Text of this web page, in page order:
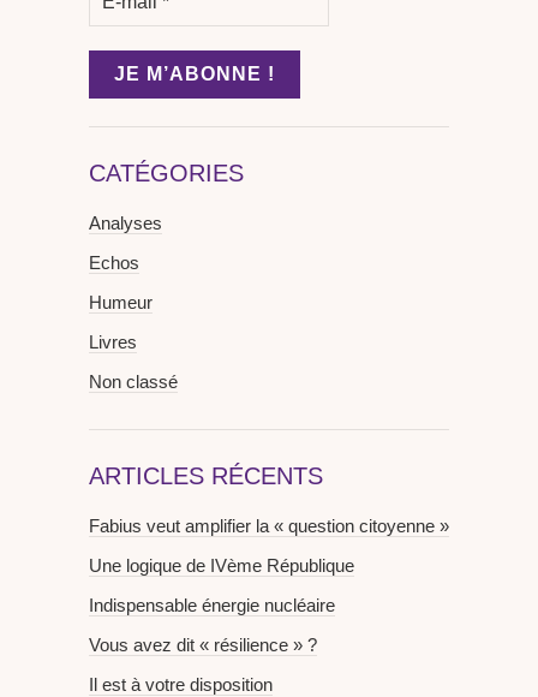
CATÉGORIES
Analyses
Echos
Humeur
Livres
Non classé
ARTICLES RÉCENTS
Fabius veut amplifier la « question citoyenne »
Une logique de IVème République
Indispensable énergie nucléaire
Vous avez dit « résilience » ?
Il est à votre disposition